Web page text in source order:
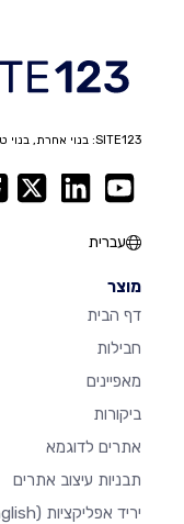
SITE123: בנוי אחרת, בנוי טוב יותר.
עברית
מוצר
דף הבית
חבילות
מאפיינים
ביקורות
אתרים לדוגמא
תבניות עיצוב אתרים
יריד אפליקציות (English)